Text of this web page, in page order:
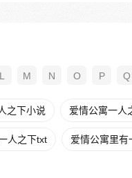
L M N O P Q
之下小说 爱情公寓一人
人之下txt 爱情公寓里有